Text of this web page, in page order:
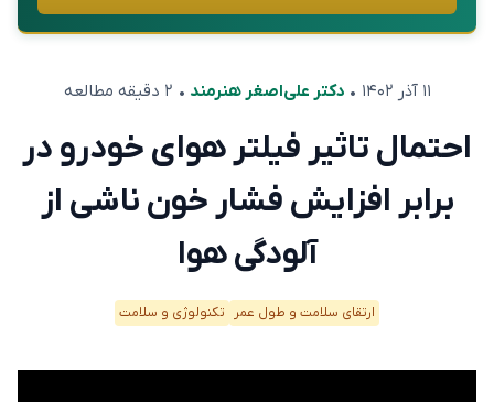
۱۱ آذر ۱۴۰۲ •دکتر علی‌اصغر هنرمند • ۲ دقیقه مطالعه
احتمال تاثیر فیلتر هوای خودرو در
برابر افزایش فشار خون ناشی از
آلودگی هوا
ارتقای سلامت و طول عمر تکنولوژی و سلامت